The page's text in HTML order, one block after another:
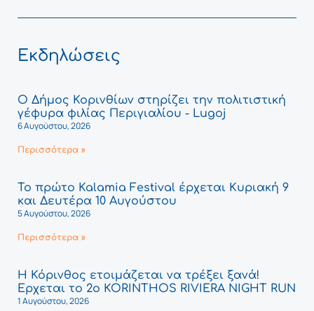
Εκδηλώσεις
Ο Δήμος Κορινθίων στηρίζει την πολιτιστική
γέφυρα φιλίας Περιγιαλίου - Lugoj
6 Αυγούστου, 2026
Περισσότερα »
Το πρώτο Kalamia Festival έρχεται Κυριακή 9
και Δευτέρα 10 Αυγούστου
5 Αυγούστου, 2026
Περισσότερα »
Η Κόρινθος ετοιμάζεται να τρέξει ξανά!
Έρχεται το 2ο KORINTHOS RIVIERA NIGHT RUN
1 Αυγούστου, 2026